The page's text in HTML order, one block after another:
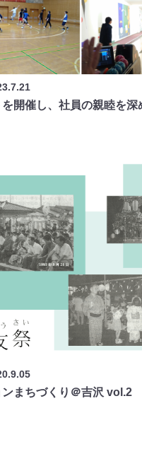
開催し、社員の親睦を深
ンまちづくり＠吉沢 vol.2